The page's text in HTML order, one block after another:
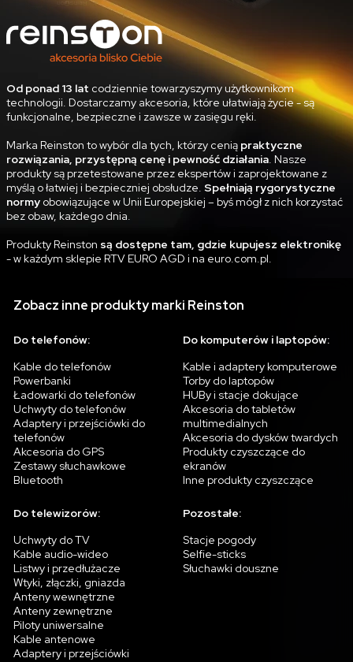
Od ponad 13 lat codziennie towarzyszymy użytkownikom
technologii. Dostarczamy akcesoria, które ułatwiają życie - są
funkcjonalne, bezpieczne i zawsze w zasięgu ręki.
Marka Reinston to wybór dla tych, którzy cenią praktyczne
rozwiązania, przystępną cenę i pewność działania. Nasze
produkty są przetestowane przez ekspertów i zaprojektowane z
myślą o łatwiej i bezpieczniej obsłudze. Spełniają rygorystyczne
normy obowiązujące w Unii Europejskiej – byś mógł z nich korzystać
bez obaw, każdego dnia.
Produkty Reinston są dostępne tam, gdzie kupujesz elektronikę
- w każdym sklepie RTV EURO AGD i na euro.com.pl.
Zobacz inne produkty marki Reinston
Do telefonów:
Kable do telefonów
Powerbanki
Ładowarki do telefonów
Uchwyty do telefonów
Adaptery i przejściówki do
telefonów
Akcesoria do GPS
Zestawy słuchawkowe
Bluetooth
Do komputerów i laptopów:
Kable i adaptery komputerowe
Torby do laptopów
HUBy i stacje dokujące
Akcesoria do tabletów
multimedialnych
Akcesoria do dysków twardych
Produkty czyszczące do
ekranów
Inne produkty czyszczące
Do telewizorów:
Uchwyty do TV
Kable audio-wideo
Listwy i przedłużacze
Wtyki, złączki, gniazda
Anteny wewnętrzne
Anteny zewnętrzne
Piloty uniwersalne
Kable antenowe
Adaptery i przejściówki
Pozostałe:
Stacje pogody
Selfie-sticks
Słuchawki douszne